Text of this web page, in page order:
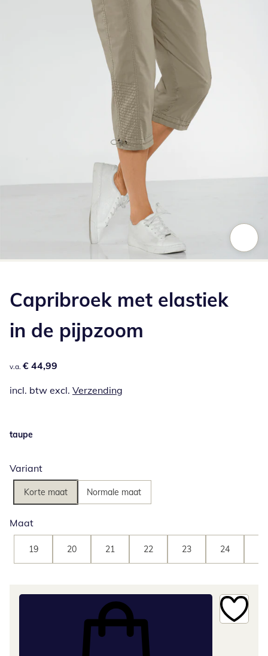
Capribroek met elastiek
in de pijpzoom
€ 44,99
v.a. € 44,99
incl. btw excl. Verzending
taupe
Variant
Korte maat Normale maat
Maat
19 20 21 22 23 24